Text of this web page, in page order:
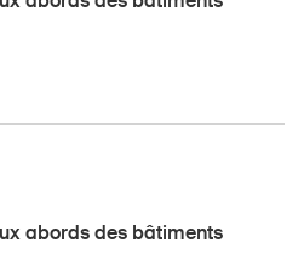
abords des bâtiments